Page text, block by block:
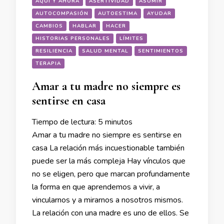
AUTOCOMPASIÓN
AUTOESTIMA
AYUDAR
CAMBIOS
HABLAR
HACER
HISTORIAS PERSONALES
LÍMITES
RESILIENCIA
SALUD MENTAL
SENTIMIENTOS
TERAPIA
Amar a tu madre no siempre es
sentirse en casa
Tiempo de lectura: 5 minutos
Amar a tu madre no siempre es sentirse en
casa La relación más incuestionable también
puede ser la más compleja Hay vínculos que
no se eligen, pero que marcan profundamente
la forma en que aprendemos a vivir, a
vincularnos y a mirarnos a nosotros mismos.
La relación con una madre es uno de ellos. Se